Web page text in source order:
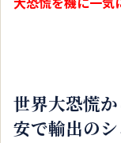
世界大恐慌
安で輸出の